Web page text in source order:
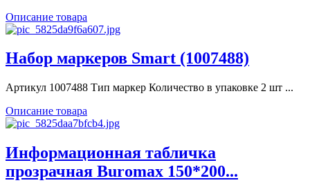
Описание товара
Набор маркеров Smart (1007488)
Артикул 1007488 Тип маркер Количество в упаковке 2 шт ...
Описание товара
Информационная табличка
прозрачная Buromax 150*200...